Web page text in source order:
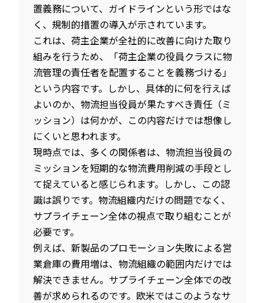
置義務について、ガイドラインという形ではな
く、規制的措置の導入が示されています。
これは、荷主企業が全社的に改善に向けた取り
組みを行うため、「荷主企業の役員クラスに物
流管理の責任者を配置することを義務づける」
という内容です。しかし、具体的に何を行えば
よいのか、物流担当役員が果たすべき責任（ミ
ッション）は何かが、この内容だけでは想像し
にくいと思われます。
現時点では、多くの関係者は、物流担当役員の
ミッションを短期的な物流費用削減の手段とし
て捉えていると感じられます。しかし、この認
識は誤りです。物流組織内だけの問題でなく、
サプライチェーン全体の視点で取り組むことが
必要です。
例えば、新製品のプロモーション失敗による営
業倉庫の費用増は、物流組織の範囲内だけでは
解決できません。サプライチェーン全体での改
善が求められるのです。欧米ではこのようなサ